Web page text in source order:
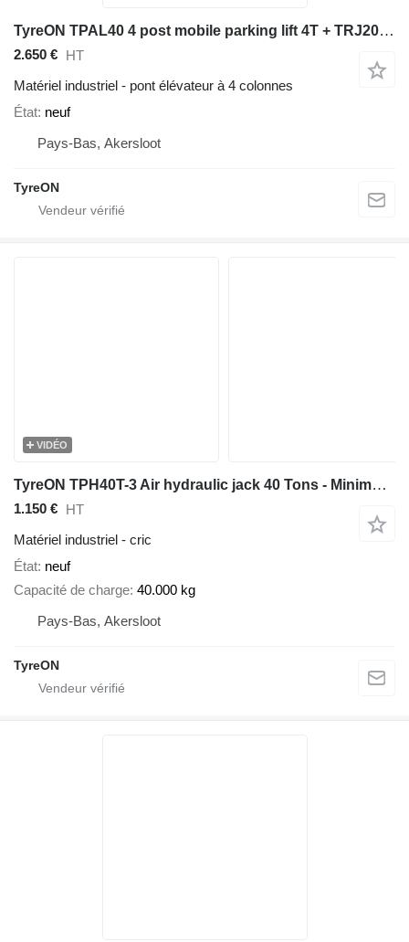
TyreON TPAL40 4 post mobile parking lift 4T + TRJ20MLP hydraulic slidin
2.650 € HT
Matériel industriel - pont élévateur à 4 colonnes
État neuf
Pays-Bas, Akersloot
TyreON
VIDÉO
TyreON TPH40T-3 Air hydraulic jack 40 Tons - Minimum height 12,5 cm
1.150 € HT
Matériel industriel - cric
État neuf
Capacité de charge 40.000 kg
Pays-Bas, Akersloot
TyreON